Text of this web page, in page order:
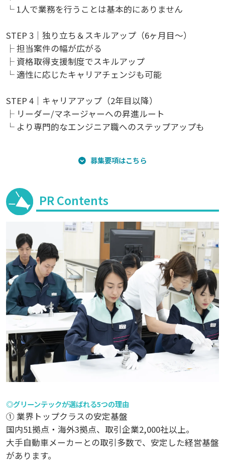
└ 1人で業務を行うことは基本的にありません
STEP 3｜独り立ち＆スキルアップ（6ヶ月目～）
├ 担当案件の幅が広がる
├ 資格取得支援制度でスキルアップ
└ 適性に応じたキャリアチェンジも可能
STEP 4｜キャリアアップ（2年目以降）
├ リーダー/マネージャーへの昇進ルート
└ より専門的なエンジニア職へのステップアップも
募集要項はこちら
PR Contents
◎グリーンテックが選ばれる5つの理由
① 業界トップクラスの安定基盤
国内51拠点・海外3拠点、取引企業2,000社以上。
大手自動車メーカーとの取引多数で、安定した経営基盤
があります。